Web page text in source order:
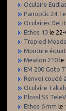
Oculaire
Panoptic 24
Oculaires
Ethos 13 le
Trepied
Monture
Mewlon 210 le
EM 200 Goto
Renvoi coudé
Oculaire
Plossl 55
Ethos 6 mm le